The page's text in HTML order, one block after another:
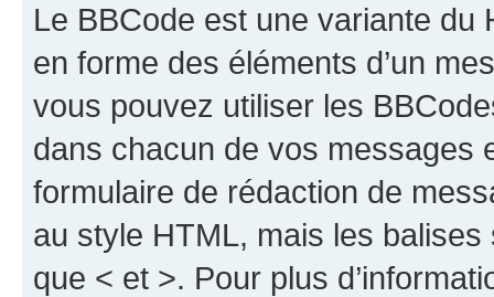
Le BBCode est une variante du
en forme des éléments d’un
vous pouvez utiliser les
dans chacun de vos messages
formulaire de rédaction de
au style HTML, mais les
que < et >. Pour plus